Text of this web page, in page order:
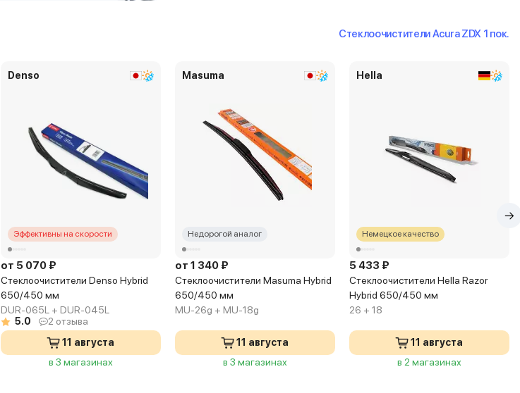
Стеклоочистители Acura ZDX 1 пок.
Denso
Эффективны на скорости
от 5 070 ₽
Стеклоочистители Denso Hybrid
650/450 мм
DUR-065L + DUR-045L
5.0
2 отзыва
11 августа
в 3 магазинах
Masuma
Недорогой аналог
от 1 340 ₽
Стеклоочистители Masuma Hybrid
650/450 мм
MU-26g + MU-18g
11 августа
в 3 магазинах
Hella
Немецкое качество
5 433 ₽
Стеклоочистители Hella Razor
Hybrid 650/450 мм
26 + 18
11 августа
в 2 магазинах